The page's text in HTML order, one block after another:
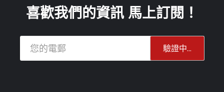
喜歡我們的資訊 馬上訂閱！